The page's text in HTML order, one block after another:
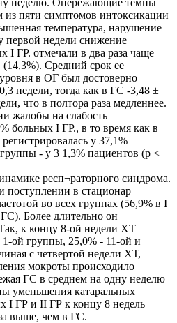
пяти симптомов интоксикации
температура, нарушение
первой недели снижение
I ГР. отмечали в два раза чаще
Средний срок ее
в ОГ был достоверно
недели, тогда как в ГС -3,48 ±
что в полтора раза медленнее.
жалобы на слабость
больных I ГР., в то время как в
у 37,1%
- у 3 1,3% пациентов (р <
респ¬раторного синдрома.
поступлении в стационар
во всех группах (56,9% в I
Более длительно он
к концу 8-ой недели ХТ
1-ой группы, 25,0% - 11-ой и
с четвертой недели ХТ,
мокроты происходило
ГС в среднем на одну неделю
уменьшения катаральных
I ГР и II ГР к концу 8 недель
выше, чем в ГС.